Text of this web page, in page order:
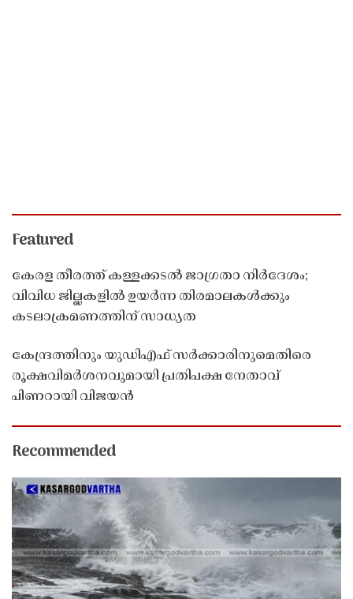
Featured
കേരള തീരത്ത് കള്ളക്കടൽ ജാഗ്രതാ നിർദേശം;
വിവിധ ജില്ലകളിൽ ഉയർന്ന തിരമാലകൾക്കും
കടലാക്രമണത്തിന് സാധ്യത
കേന്ദ്രത്തിനും യുഡിഎഫ് സർക്കാരിനുമെതിരെ
രൂക്ഷവിമർശനവുമായി പ്രതിപക്ഷ നേതാവ്
പിണറായി വിജയൻ
Recommended